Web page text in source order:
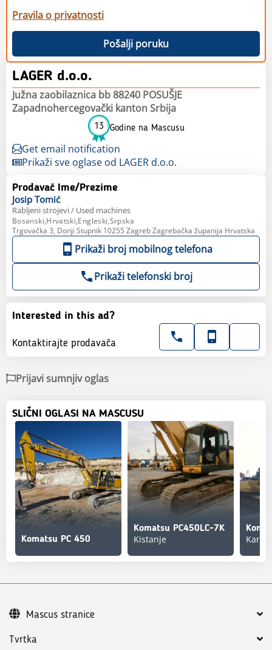
Pravila o privatnosti
Pošalji poruku
LAGER d.o.o.
Južna zaobilaznica bb 88240 POSUŠJE
Zapadnohercegovački kanton Srbija
13 Godine na Mascusu
Get email notification
Prikaži sve oglase od LAGER d.o.o.
Prodavač Ime/Prezime
Josip Tomić
Rabljeni strojevi / Used machines
Bosanski,Hrvatski,Engleski,Srpska
Trgovačka 3, Donji Stupnik 10255 Zagreb Zagrebačka županija Hrvatska
Prikaži broj mobilnog telefona
Prikaži telefonski broj
Interested in this ad?
Kontaktirajte prodavača
Prijavi sumnjiv oglas
SLIČNI OGLASI NA MASCUSU
Komatsu PC 450
Komatsu PC450LC-7K
Kistanje
Tvrtka
Mascus stranice